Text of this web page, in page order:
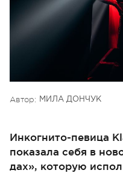
Автор: МИЛА ДОНЧУК
Инкогнито-певица
показала себя в
дах», которую